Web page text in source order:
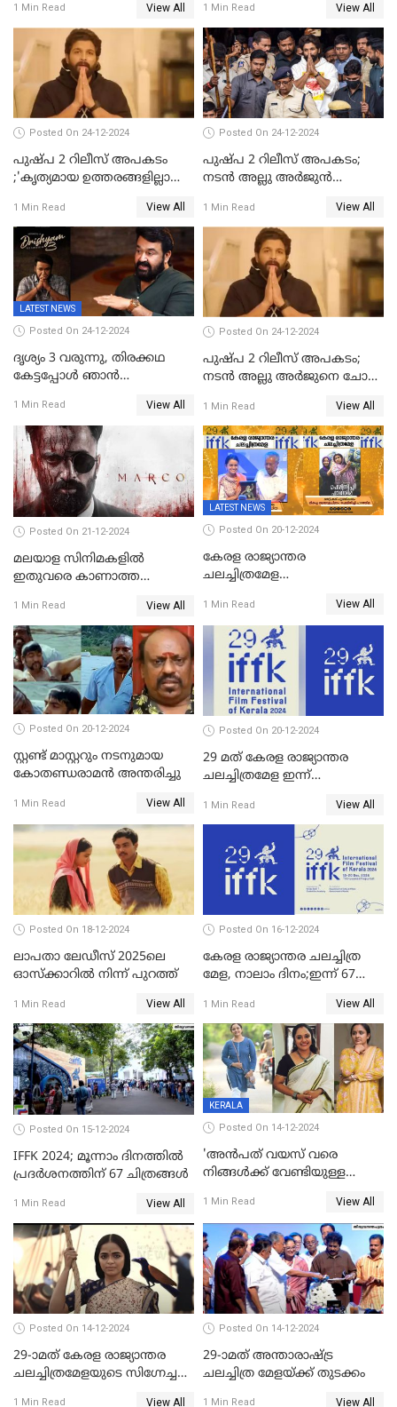
ശ്രീകുമാറിനുമെതിരെ കേസ്
1 Min Read View All
മാതാപിതാക്കൾക്കൊപ്പം
കുട്ടികളുമെത്തുന്നു;
മുഖ്യമന്ത്രിക്ക് പരാതി നൽകി
കെപിസിസി അംഗം
1 Min Read View All
Posted On 24-12-2024
പുഷ്‌പ 2 റിലീസ് അപകടം
;'കൃത്യമായ ഉത്തരങ്ങളില്ലാതെ
1 Min Read View All
Posted On 24-12-2024
പുഷ്പ 2 റിലീസ് അപകടം;
നടന്‍ അല്ലു അര്‍ജുൻ
മുന്നിൽ ഹാജരായി
1 Min Read View All
LATEST NEWS
Posted On 24-12-2024
ദൃശ്യം 3 വരുന്നു, തിരക്കഥ
കേട്ടപ്പോള്‍ ഞാന്‍
സ്ഥിരീകരിച്ച് മോഹൻലാൽ
1 Min Read View All
Posted On 24-12-2024
പുഷ്പ 2 റിലീസ് അപകടം;
നടന്‍ അല്ലു അര്‍ജുനെ ചോദ്യം
1 Min Read View All
Posted On 21-12-2024
മലയാള സിനിമകളിൽ
ഇതുവരെ കാണാത്ത
മുകുന്ദൻ ചിത്രം മാർക്കോ
1 Min Read View All
LATEST NEWS
Posted On 20-12-2024
കേരള രാജ്യാന്തര
ചലച്ചിത്രമേള
സിനിമ അവാര്‍ഡ്
സംവിധായിക പായല്‍
കപാഡിയയ്ക്ക് സമ്മാനിച്ചു;
ഫെമിനിച്ചി ഫാത്തിമയ്ക്ക്
അഞ്ച് പുരസ്കാരം
1 Min Read View All
Posted On 20-12-2024
സ്റ്റണ്ട് മാസ്റ്ററും നടനുമായ
കോതണ്ഡരാമൻ അന്തരിച്ചു
1 Min Read View All
Posted On 20-12-2024
29 മത് കേരള രാജ്യാന്തര
ചലച്ചിത്രമേള ഇന്ന്
1 Min Read View All
Posted On 18-12-2024
ലാപതാ ലേഡീസ് 2025ലെ
ഓസ്‌ക്കാറില്‍ നിന്ന് പുറത്ത്
1 Min Read View All
Posted On 16-12-2024
കേരള രാജ്യാന്തര ചലച്ചിത്ര
മേള, നാലാം ദിനം;ഇന്ന് 67
1 Min Read View All
Posted On 15-12-2024
IFFK 2024; മൂന്നാം ദിനത്തില്‍
പ്രദര്‍ശനത്തിന് 67 ചിത്രങ്ങള്‍
1 Min Read View All
KERALA
Posted On 14-12-2024
'അന്‍പത് വയസ് വരെ
നിങ്ങള്‍ക്ക് വേണ്ടിയുള്ള
കൂട്ട് ആവശ്യമുണ്ട്; കല്യാണം
കഴിക്കാമെന്ന് തോന്നി
തുടങ്ങിയിട്ടുണ്ടെന്ന് നിഷ
സാരംഗ്
1 Min Read View All
Posted On 14-12-2024
29-ാമത് കേരള രാജ്യാന്തര
ചലച്ചിത്രമേളയുടെ സിഗ്നേച്ചർ
1 Min Read View All
Posted On 14-12-2024
29-ാമത് അന്താരാഷ്‌ട്ര
ചലച്ചിത്ര മേളയ്‌ക്ക് തുടക്കം
1 Min Read View All